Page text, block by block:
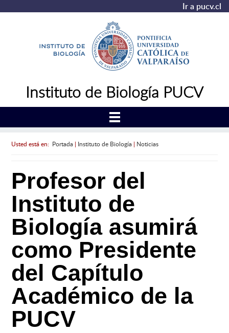
Ir a pucv.cl
Instituto de Biología PUCV
Usted está en: Portada| Instituto de Biología| Noticias
Profesor del
Instituto de
Biología asumirá
como Presidente
del Capítulo
Académico de la
PUCV